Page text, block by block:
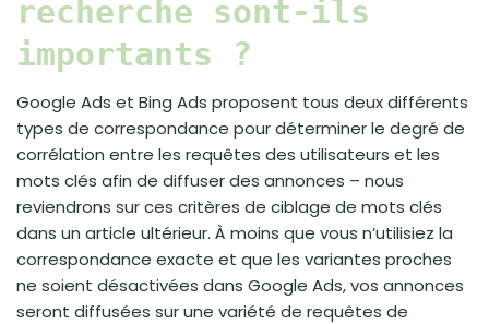
recherche sont-ils
importants ?
Google Ads et Bing Ads proposent tous deux différents
types de correspondance pour déterminer le degré de
corrélation entre les requêtes des utilisateurs et les
mots clés afin de diffuser des annonces – nous
reviendrons sur ces critères de ciblage de mots clés
dans un article ultérieur. À moins que vous n’utilisiez la
correspondance exacte et que les variantes proches
ne soient désactivées dans Google Ads, vos annonces
seront diffusées sur une variété de requêtes de